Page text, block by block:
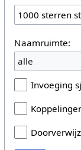
Naamruimte:
alle
Invoeging